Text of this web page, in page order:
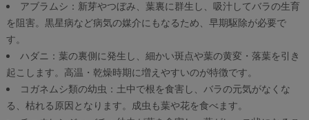
アブラムシ：新芽やつぼみ、葉裏に群生し、吸汁してバラの生育
を阻害。黒星病など病気の媒介にもなるため、早期駆除が必要で
す。
ハダニ：葉の裏側に発生し、細かい斑点や葉の黄変・落葉を引き
起こします。高温・乾燥時期に増えやすいのが特徴です。
コガネムシ類の幼虫：土中で根を食害し、バラの元気がなくな
る、枯れる原因となります。成虫も葉や花を食べます。